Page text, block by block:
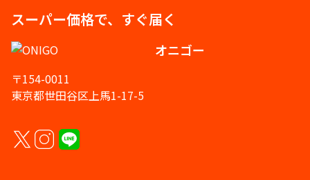
スーパー価格で、すぐ届く
オニゴー
〒154-0011
東京都世田谷区上馬1-17-5